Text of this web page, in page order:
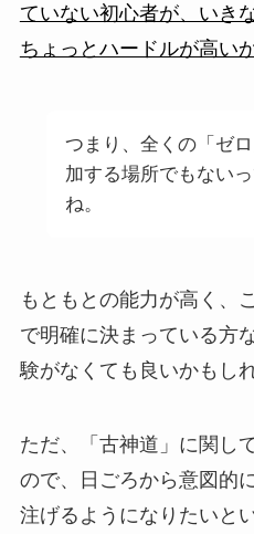
ていない初心者が、いき
ちょっとハードルが高い
つまり、全くの「ゼ
加する場所でもない
ね。
もともとの能力が高く、
で明確に決まっている方
験がなくても良いかもし
ただ、「古神道」に関し
ので、日ごろから意図的
注げるようになりたいと